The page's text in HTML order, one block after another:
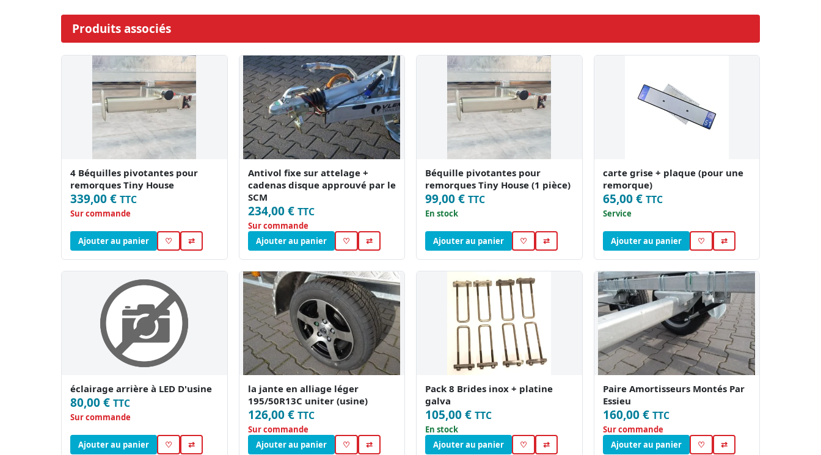
Produits associés
4 Béquilles pivotantes pour
remorques Tiny House
339,00 € TTC
Sur commande
Ajouter au panier ♡ ⇄
Antivol fixe sur attelage +
cadenas disque approuvé par le
SCM
234,00 € TTC
Sur commande
Ajouter au panier
♡ ⇄
Béquille pivotantes pour
remorques Tiny House (1 pièce)
99,00 € TTC
En stock
Ajouter au panier ♡ ⇄
carte grise + plaque (pour une
remorque)
65,00 € TTC
Service
Ajouter au panier ♡ ⇄
éclairage arrière à LED D'usine
80,00 € TTC
Sur commande
Ajouter au panier ♡ ⇄
la jante en alliage léger
195/50R13C uniter (usine)
126,00 € TTC
Sur commande
Ajouter au panier
♡ ⇄
Pack 8 Brides inox + platine
galva
105,00 € TTC
En stock
Ajouter au panier
♡ ⇄
Paire Amortisseurs Montés Par
Essieu
160,00 € TTC
Sur commande
Ajouter au panier
♡ ⇄